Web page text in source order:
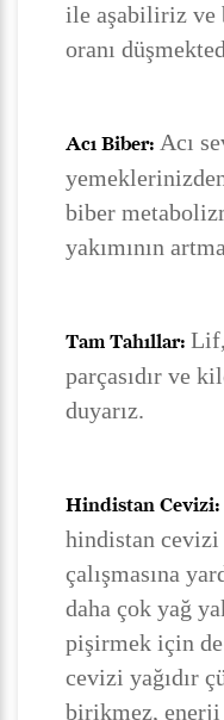
ile aşabiliriz ve
oranı
Acı Biber: Acı
biber
yakımının
Tam Tahıllar:
parçasıdır ve
duyarız.
Hindistan Cevizi:
hindistan
çalışmasına
daha çok yağ
pişirmek için
cevizi yağıdır
birikmez, enerji